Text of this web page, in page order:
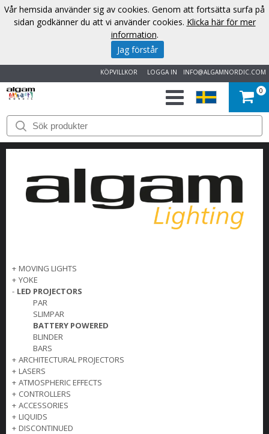
INFO@ALGAMNORDIC.COM
LOGGA IN
KÖPVILLKOR
START
VARUMÄRKEN
NYHETER
KONTAKT
0
+ MOVING LIGHTS
+ YOKE
- LED PROJECTORS
PAR
SLIMPAR
BATTERY POWERED
BLINDER
BARS
+ ARCHITECTURAL PROJECTORS
+ LASERS
+ ATMOSPHERIC EFFECTS
+ CONTROLLERS
+ ACCESSORIES
+ LIQUIDS
+ DISCONTINUED
Vår hemsida använder sig av cookies. Genom att fortsätta surfa på
sidan godkänner du att vi använder cookies. Klicka här för mer
information.
Jag förstår